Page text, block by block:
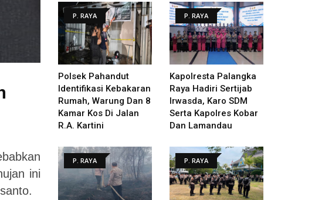
ini
P. RAYA
Polsek Pahandut
Identifikasi Kebakaran
Rumah, Warung Dan 8
Kamar Kos Di Jalan
R.A. Kartini
P. RAYA
Kapolresta Palangka
Raya Hadiri Sertijab
Irwasda, Karo SDM
Serta Kapolres Kobar
Dan Lamandau
P. RAYA P. RAYA